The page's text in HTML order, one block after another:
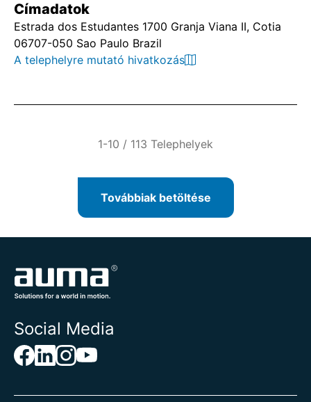
Címadatok
Estrada dos Estudantes 1700 Granja Viana II, Cotia
06707-050 Sao Paulo Brazil
A telephelyre mutató hivatkozás
1-10 / 113 Telephelyek
Továbbiak betöltése
Social Media